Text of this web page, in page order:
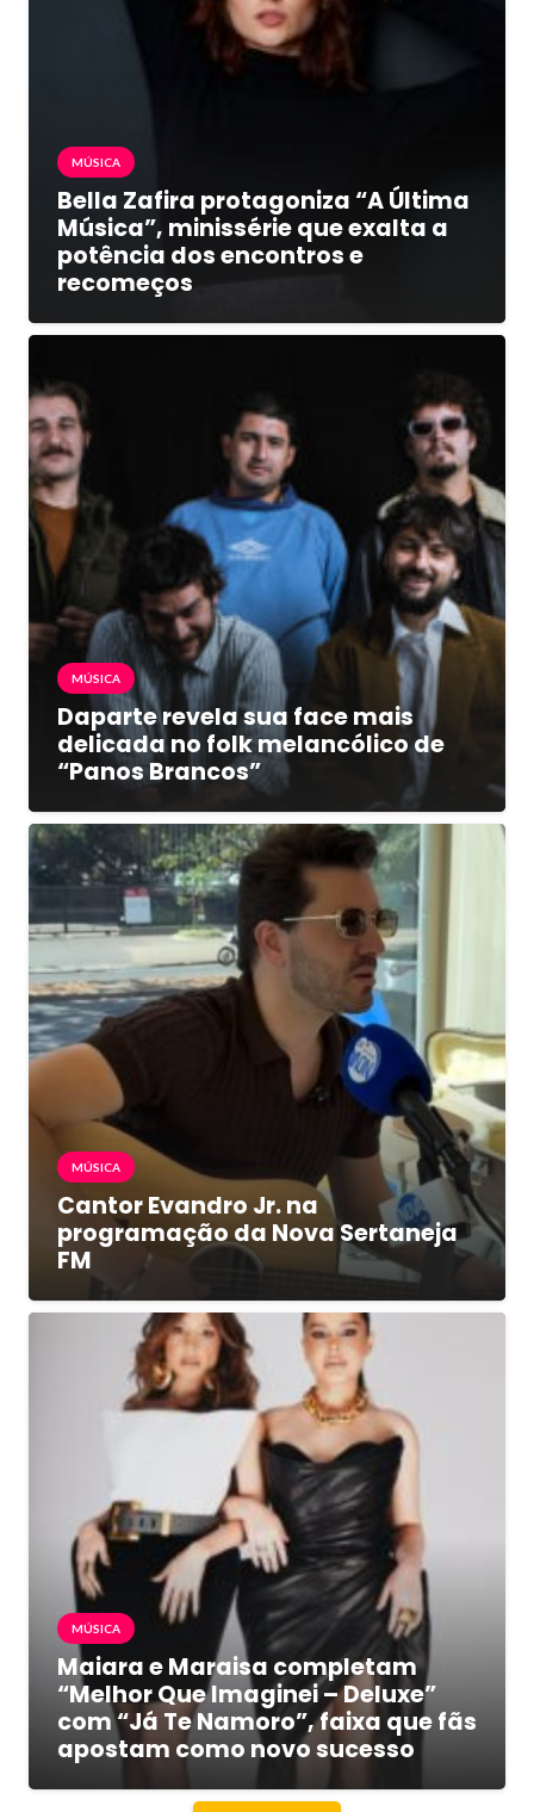
MÚSICA
Bella Zafira protagoniza “A Última
Música”, minissérie que exalta a
potência dos encontros e
recomeços
MÚSICA
Daparte revela sua face mais
delicada no folk melancólico de
“Panos Brancos”
MÚSICA
Cantor Evandro Jr. na
programação da Nova Sertaneja
FM
MÚSICA
Maiara e Maraisa completam
“Melhor Que Imaginei – Deluxe”
com “Já Te Namoro”, faixa que fãs
apostam como novo sucesso